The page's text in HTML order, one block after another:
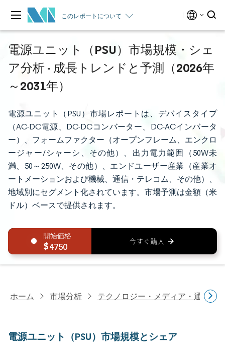
このレポートについて
電源ユニット（PSU）市場規模・シェ
ア分析 - 成長トレンドと予測（2026年
～2031年）
電源ユニット（PSU）市場レポートは、デバイスタイプ
（AC-DC電源、DC-DCコンバーター、DC-ACインバータ
ー）、フォームファクター（オープンフレーム、エンクロ
ージャー/シャーシ、その他）、出力電力範囲（50W未
満、50～250W、その他）、エンドユーザー産業（産業オ
ートメーションおよび機械、通信・テレコム、その他）、
地域別にセグメント化されています。市場予測は金額（米
ドル）ベースで提供されます。
4750
ホーム 市場分析 テクノロジー・メディア・通信研
電源ユニット（PSU）市場規模とシェア